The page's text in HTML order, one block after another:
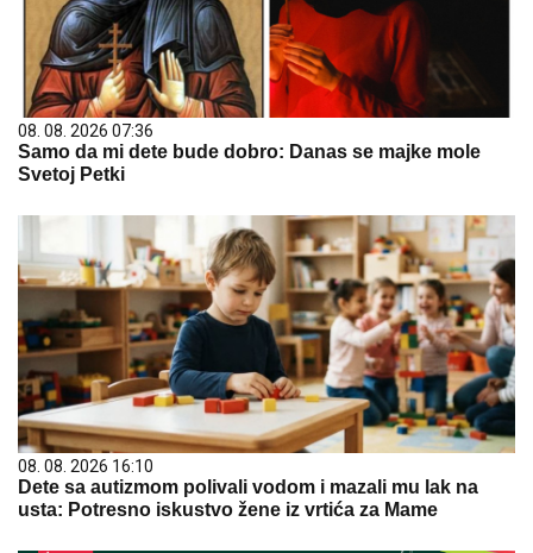
08. 08. 2026 07:36
Samo da mi dete bude dobro: Danas se majke mole
Svetoj Petki
08. 08. 2026 16:10
Dete sa autizmom polivali vodom i mazali mu lak na
usta: Potresno iskustvo žene iz vrtića za Mame